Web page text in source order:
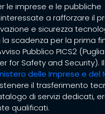
le imprese e le pubbliche
a rafforzare il
e sicurezza
scadenza per la prima
Pubblico PICS2 (Puglia
for Safety and Security).
delle Imprese e del
il trasferimento
di servizi dedicati,
qualificati.